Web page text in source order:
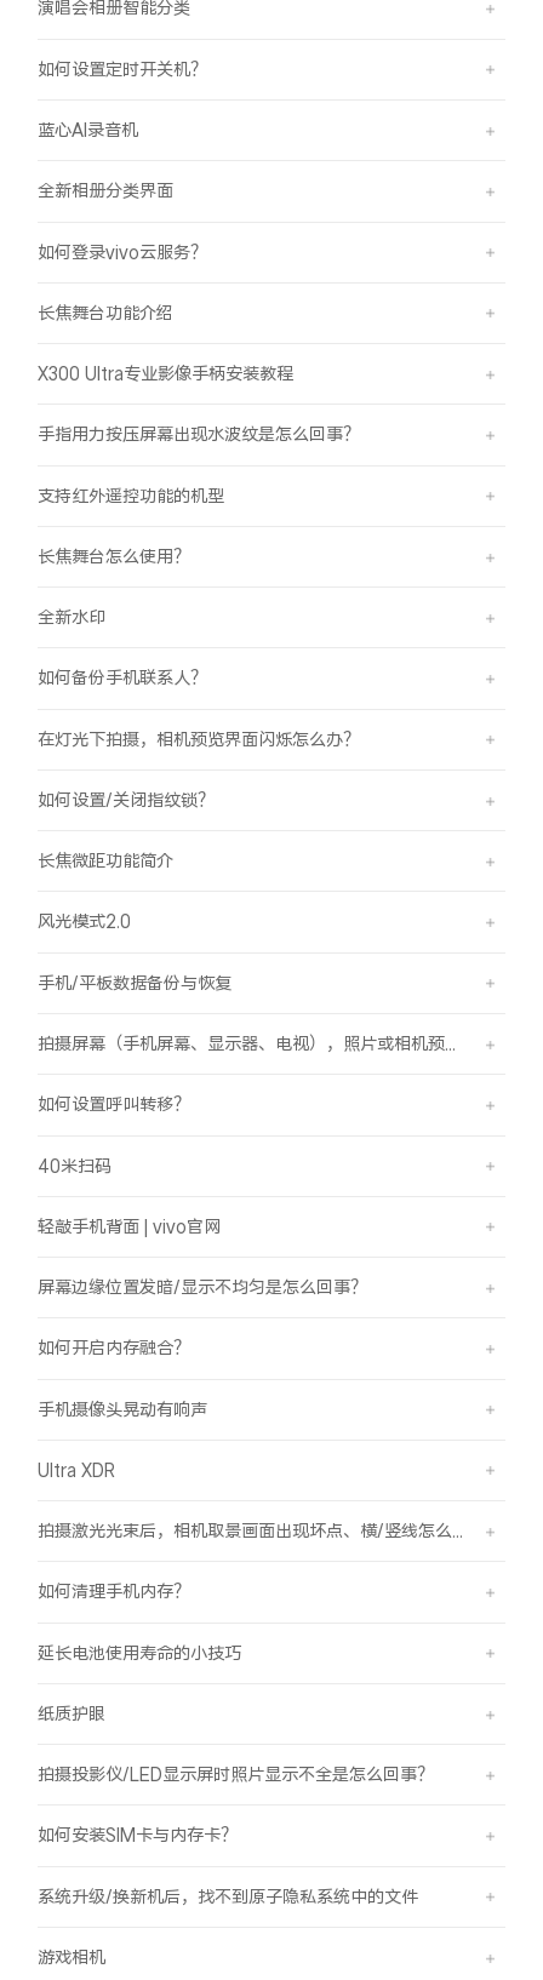
演唱会相册智能分类
如何设置定时开关机？
蓝心AI录音机
全新相册分类界面
如何登录vivo云服务？
长焦舞台功能介绍
X300 Ultra专业影像手柄安装教程
手指用力按压屏幕出现水波纹是怎么回事？
支持红外遥控功能的机型
长焦舞台怎么使用？
全新水印
如何备份手机联系人？
在灯光下拍摄，相机预览界面闪烁怎么办？
如何设置/关闭指纹锁？
长焦微距功能简介
风光模式2.0
手机/平板数据备份与恢复
如何设置呼叫转移？
40米扫码
轻敲手机背面 | vivo官网
屏幕边缘位置发暗/显示不均匀是怎么回事？
如何开启内存融合？
手机摄像头晃动有响声
Ultra XDR
如何清理手机内存？
延长电池使用寿命的小技巧
纸质护眼
拍摄投影仪/LED显示屏时照片显示不全是怎么回事？
如何安装SIM卡与内存卡？
系统升级/换新机后，找不到原子隐私系统中的文件
游戏相机